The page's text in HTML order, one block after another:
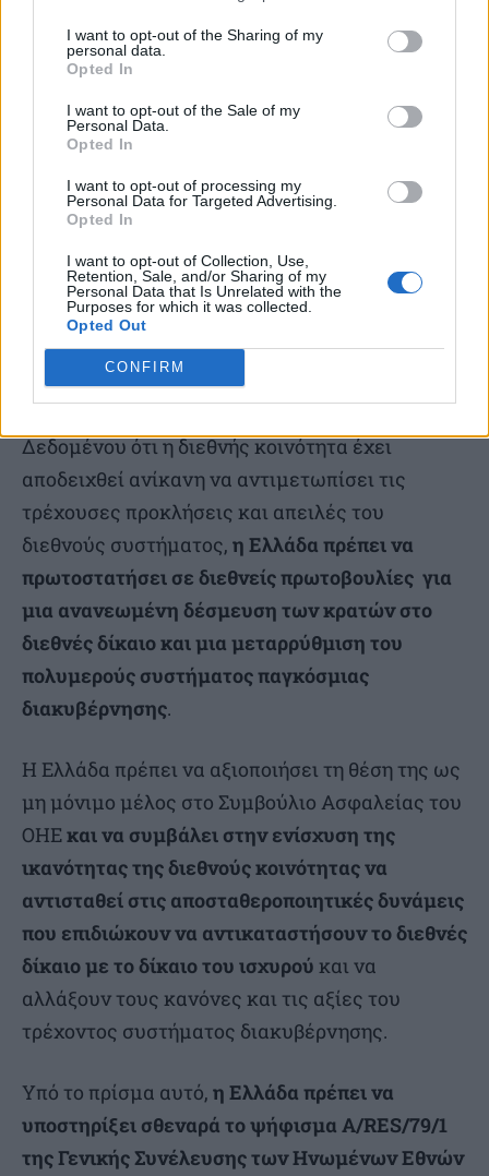
I want to opt-out of the Sharing of my
personal data.
Opted In
I want to opt-out of the Sale of my
Personal Data.
Opted In
I want to opt-out of processing my
Personal Data for Targeted Advertising.
Opted In
I want to opt-out of Collection, Use,
Retention, Sale, and/or Sharing of my
Personal Data that Is Unrelated with the
Purposes for which it was collected.
Opted Out
CONFIRM
απαιτείται και στρατηγική αναπροσαρμογή
επίγνωση του διεθνούς περιβάλλοντος
χρειάζεται να προχωρήσει στις απαραίτητες
στρατηγικές αναπροσαρμογές της εξωτερικής
πολιτικής της
βιωσιμότητα και ανάπτυξή της.
Σε αυτό το νέο κόσμο που αναδιατάσσεται,
θεωρώ πως η Ελλάδα πρέπει να κινηθεί
παράλληλα, προς δύο κατευθύνσεις.
Δεδομένου ότι η διεθνής κοινότητα έχει
αποδειχθεί ανίκανη να αντιμετωπίσει τις
τρέχουσες προκλήσεις και απειλές του
διεθνούς συστήματος, η Ελλάδα πρέπει να
πρωτοστατήσει σε διεθνείς πρωτοβουλίες για
μια ανανεωμένη δέσμευση των κρατών στο
διεθνές δίκαιο και μια μεταρρύθμιση του
πολυμερούς συστήματος παγκόσμιας
διακυβέρνησης.
Η Ελλάδα πρέπει να αξιοποιήσει τη θέση της ως
μη μόνιμο μέλος στο Συμβούλιο Ασφαλείας του
ΟΗΕκαι να συμβάλει στην ενίσχυση της
ικανότητας της διεθνούς κοινότητας να
αντισταθεί στις αποσταθεροποιητικές δυνάμεις
που επιδιώκουν να αντικαταστήσουν το διεθνές
δίκαιο με το δίκαιο του ισχυρού και να
αλλάξουν τους κανόνες και τις αξίες του
τρέχοντος συστήματος διακυβέρνησης.
Υπό το πρίσμα αυτό, η Ελλάδα πρέπει να
υποστηρίξει σθεναρά το ψήφισμα A/RES/79/1
της Γενικής Συνέλευσης των Ηνωμένων Εθνών